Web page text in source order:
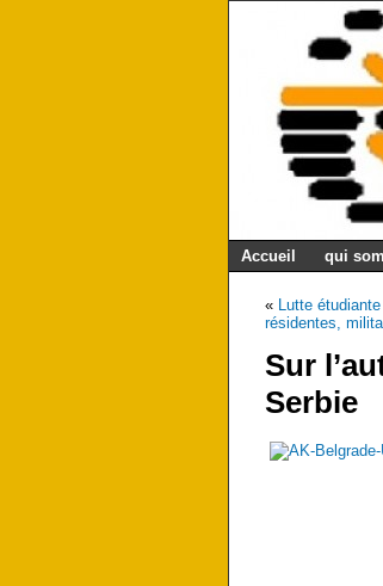
Accueil qui
« Lutte
résidentes,
Sur
Serbie